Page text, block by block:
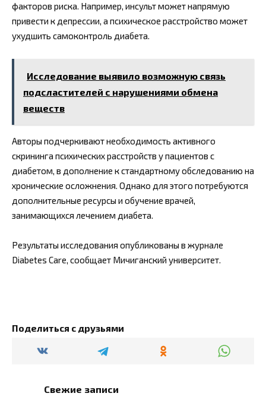
факторов риска. Например, инсульт может напрямую
привести к депрессии, а психическое расстройство может
ухудшить самоконтроль диабета.
Исследование выявило возможную связь
подсластителей с нарушениями обмена
веществ
Авторы подчеркивают необходимость активного
скрининга психических расстройств у пациентов с
диабетом, в дополнение к стандартному обследованию на
хронические осложнения. Однако для этого потребуются
дополнительные ресурсы и обучение врачей,
занимающихся лечением диабета.
Результаты исследования опубликованы в журнале
Diabetes Care, сообщает Мичиганский университет.
Поделиться с друзьями
Свежие записи